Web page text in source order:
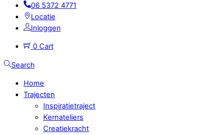
06 5372 4771
Locatie
Inloggen
0 Cart
Search
Home
Trajecten
Inspiratietraject
Kernateliers
Creatiekracht